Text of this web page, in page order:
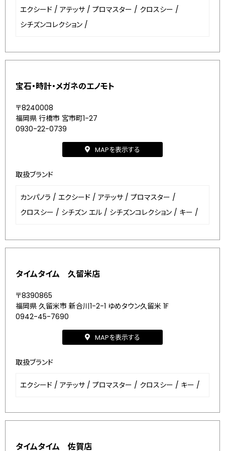
エクシード / アテッサ / プロマスター / クロスシー /
シチズンコレクション /
宝石・時計・メガネのエノモト
〒8240008
福岡県 行橋市 宮市町1-27
0930-22-0739
MAPを表示する
取扱ブランド
カンパノラ / エクシード / アテッサ / プロマスター /
クロスシー / シチズン エル / シチズンコレクション / キー /
タイムタイム 久留米店
〒8390865
福岡県 久留米市 新合川1-2-1 ゆめタウン久留米 1F
0942-45-7690
MAPを表示する
取扱ブランド
エクシード / アテッサ / プロマスター / クロスシー / キー /
タイムタイム 佐賀店